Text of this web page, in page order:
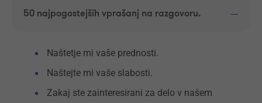
50 najpogostejših vprašanj na razgovoru.
Naštetje mi vaše prednosti.
Naštejte mi vaše slabosti.
Zakaj ste zainteresirani za delo v našem